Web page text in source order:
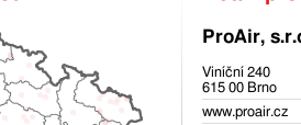
ProAir,
Viníční 240
615 00 Brno
www.proair.cz